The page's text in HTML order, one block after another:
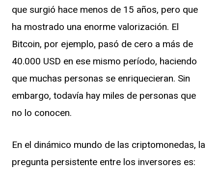
que surgió hace menos de 15 años, pero que
ha mostrado una enorme valorización. El
Bitcoin, por ejemplo, pasó de cero a más de
40.000 USD en ese mismo período, haciendo
que muchas personas se enriquecieran. Sin
embargo, todavía hay miles de personas que
no lo conocen.
En el dinámico mundo de las criptomonedas, la
pregunta persistente entre los inversores es: